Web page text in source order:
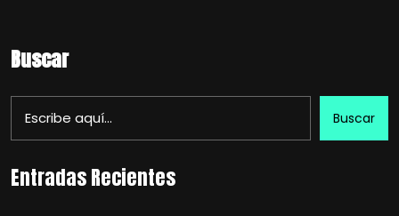
Buscar
Buscar
Entradas Recientes